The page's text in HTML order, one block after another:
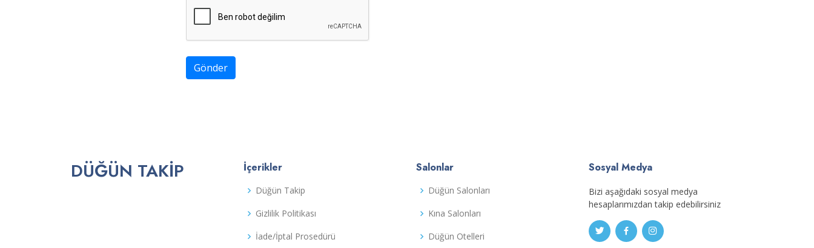
Gönder
DÜĞÜN TAKIP İçerikler
Düğün Takip
Gizlilik Politikası
İade/İptal Prosedürü
Salonlar
Düğün Salonları
Kına Salonları
Düğün Otelleri
Sosyal Medya
Bizi aşağıdaki sosyal medya
hesaplarımızdan takip edebilirsiniz